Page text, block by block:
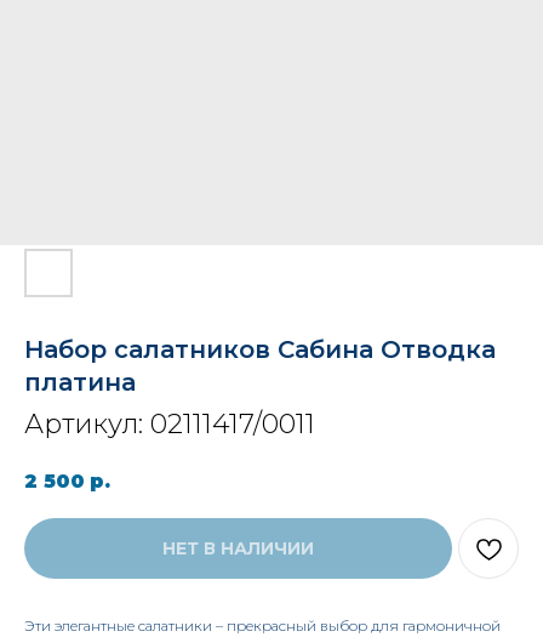
Набор салатников Сабина Отводка
платина
Артикул: 02111417/0011
2 500 р.
НЕТ В НАЛИЧИИ
Эти элегантные салатники – прекрасный выбор для гармоничной